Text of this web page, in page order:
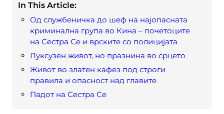
In This Article:
Од службеничка до шеф на најопасната
криминална група во Кина – почетоците
на Сестра Се и врските со полицијата
Луксузен живот, но празнина во срцето
Живот во златен кафез под строги
правила и опасност над главите
Падот на Сестра Се